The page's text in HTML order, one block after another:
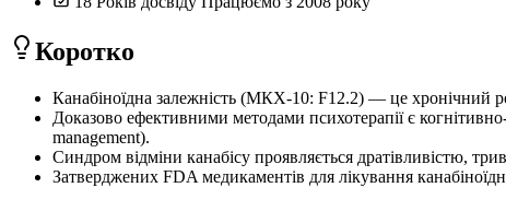
Коротко
Канабіноїдна залежність (МКХ-10: F12.2) — це хронічний
Доказово ефективними методами психотерапії є
management).
Синдром відміни канабісу проявляється дратівливістю,
Затверджених FDA медикаментів для лікування